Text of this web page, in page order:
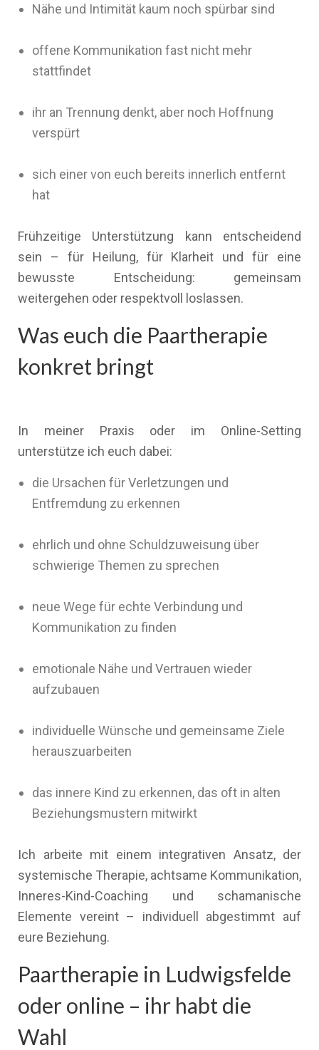
Nähe und Intimität kaum noch spürbar sind
offene Kommunikation fast nicht mehr
stattfindet
ihr an Trennung denkt, aber noch Hoffnung
verspürt
sich einer von euch bereits innerlich entfernt
hat
Frühzeitige Unterstützung kann entscheidend
sein – für Heilung, für Klarheit und für eine
bewusste Entscheidung: gemeinsam
weitergehen oder respektvoll loslassen.
Was euch die Paartherapie
konkret bringt
In meiner Praxis oder im Online-Setting
unterstütze ich euch dabei:
die Ursachen für Verletzungen und
Entfremdung zu erkennen
ehrlich und ohne Schuldzuweisung über
schwierige Themen zu sprechen
neue Wege für echte Verbindung und
Kommunikation zu finden
emotionale Nähe und Vertrauen wieder
aufzubauen
individuelle Wünsche und gemeinsame Ziele
herauszuarbeiten
das innere Kind zu erkennen, das oft in alten
Beziehungsmustern mitwirkt
Ich arbeite mit einem integrativen Ansatz, der
systemische Therapie, achtsame Kommunikation,
Inneres-Kind-Coaching und schamanische
Elemente vereint – individuell abgestimmt auf
eure Beziehung.
Paartherapie in Ludwigsfelde
oder online – ihr habt die
Wahl